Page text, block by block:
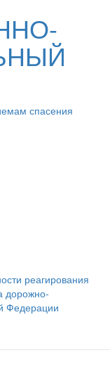
спасения
реагирования
дорожно-
Федерации